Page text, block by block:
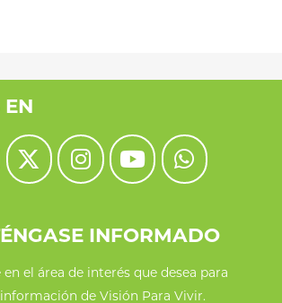
INFORMADO
en el área de interés que desea para
de Visión Para Vivir.